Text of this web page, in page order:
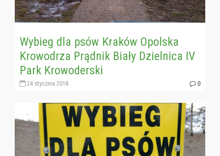
Wybieg dla psów Kraków Opolska
Krowodrza Prądnik Biały Dzielnica IV
Park Krowoderski
24 stycznia 2018 0